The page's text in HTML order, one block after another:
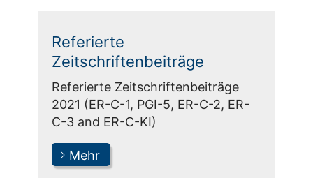
Referierte
Zeitschriftenbeiträge
Referierte Zeitschriftenbeiträge
2021 (ER-C-1, PGI-5, ER-C-2, ER-
C-3 and ER-C-KI)
Mehr